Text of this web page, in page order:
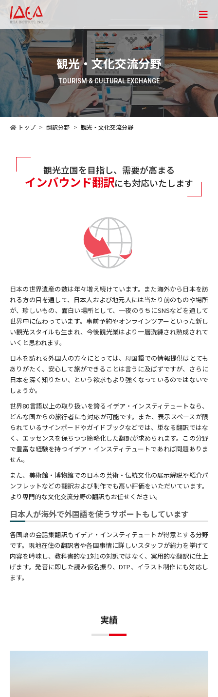
観光・文化交流分野
TOURISM & CULTURAL EXCHANGE
トップ 翻訳分野 観光・文化交流分野
観光立国を目指し、需要が高まる
インバウンド翻訳にも対応いたします
日本の世界遺産の数は年々増え続けています。また海外から日本を訪
れる方の目を通して、日本人および地元人には当たり前のものや場所
が、珍しいもの、面白い場所として、一夜のうちにSNSなどを通して
世界中に伝わっています。事前予約やオンラインツアーといった新し
い観光スタイルも生まれ、今後観光業はより一層洗練され熟成されて
いくと思われます。
日本を訪れる外国人の方々にとっては、母国語での情報提供はとても
ありがたく、安心して旅ができることは言うに及ばずですが、さらに
日本を深く知りたい、という欲求もより強くなっているのではないで
しょうか。
世界80言語以上の取り扱いを誇るイデア・インスティテュートなら、
どんな国からの旅行者にも対応が可能です。また、表示スペースが限
られているサインボードやガイドブックなどでは、単なる翻訳ではな
く、エッセンスを保ちつつ簡略化した翻訳が求められます。この分野
で豊富な経験を持つイデア・インスティテュートであれば問題ありま
せん。
また、美術館・博物館での日本の芸術・伝統文化の展示解説や紹介パ
ンフレットなどの翻訳および制作でも高い評価をいただいています。
より専門的な文化交流分野の翻訳もお任せください。
日本人が海外で外国語を使うサポートもしています
各国語の会話集翻訳もイデア・インスティテュートが得意とする分野
です。現地在住の翻訳者や各国事情に詳しいスタッフが総力を挙げて
内容を吟味し、教科書的な1対1の対訳ではなく、実用的な翻訳に仕上
げます。発音に即した読み仮名振り、DTP、イラスト制作にも対応し
ます。
実績